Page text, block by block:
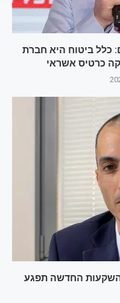
כלל ביטוח היא חברת
כרטיס אשראי
החדשה תפגע